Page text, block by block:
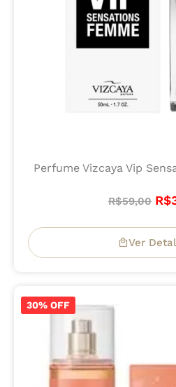
Perfume Vizcaya Vip
R$59,00 R$
Ver
30% OFF